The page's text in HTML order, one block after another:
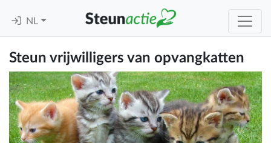
NL
Steun vrijwilligers van opvangkatten